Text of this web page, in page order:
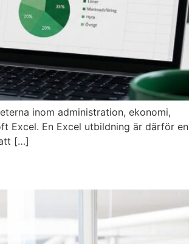
inom administration, ekonomi,
Excel. En Excel utbildning är därför en
[…]